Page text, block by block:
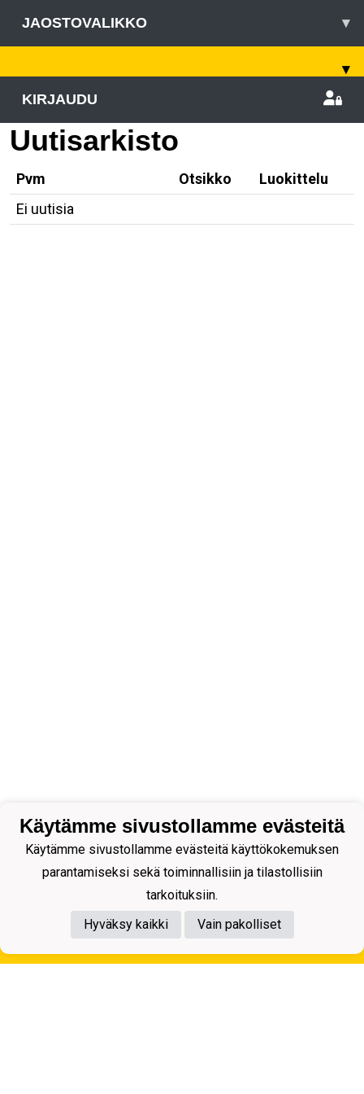
JAOSTOVALIKKO ▾
▾
KIRJAUDU
Uutisarkisto
Pvm Otsikko
Luokittelu
Ei uutisia
Tietosuojaseloste
Käytämme sivustollamme evästeitä
Käytämme sivustollamme evästeitä käyttökokemuksen
parantamiseksi sekä toiminnallisiin ja tilastollisiin
tarkoituksiin.
Hyväksy kaikki
Vain pakolliset